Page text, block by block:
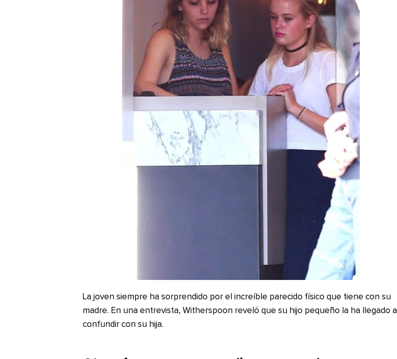
La joven siempre ha sorprendido por el increíble parecido físico que tiene con su
madre. En una entrevista, Witherspoon reveló que su hijo pequeño la ha llegado a
confundir con su hija.